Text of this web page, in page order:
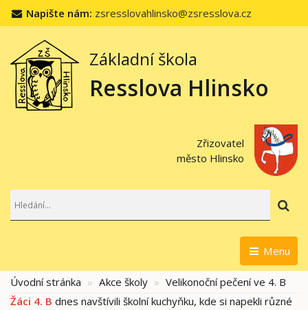
Napište nám: zsresslovahlinsko@zsresslova.cz
Základní škola
Resslova Hlinsko
Zřizovatel
město Hlinsko
Menu
Úvodní stránka Akce školy
Velikonoční pečení ve 4. B
Žáci 4. B dnes navštívili školní kuchyňku, kde si napekli různé